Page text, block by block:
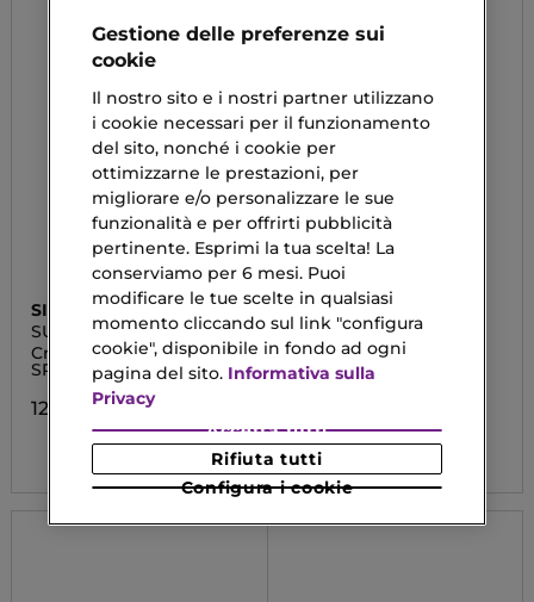
SISLEY
SUPER SOIN SOLAIRE
TEINTÈ
Crema Solare Colorata
SPF30
124,04 €
SVR
AMPOULE RELAX
Trattamento
Concentrato Contorno
Occhi Ad Azione
38,90 €
Gestione delle preferenze sui
cookie
Il nostro sito e i nostri partner utilizzano
i cookie necessari per il funzionamento
del sito, nonché i cookie per
ottimizzarne le prestazioni, per
migliorare e/o personalizzare le sue
funzionalità e per offrirti pubblicità
pertinente. Esprimi la tua scelta! La
conserviamo per 6 mesi. Puoi
modificare le tue scelte in qualsiasi
momento cliccando sul link "configura
cookie", disponibile in fondo ad ogni
pagina del sito. Informativa sulla
Privacy
Configura i cookie
Rifiuta tutti
Accetta tutti